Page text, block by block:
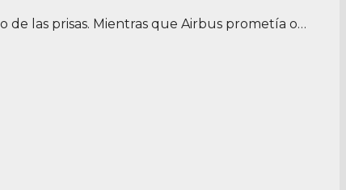
de las prisas. Mientras que Airbus prometía o…